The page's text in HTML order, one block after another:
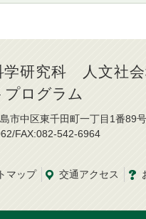
学研究科 人文社
ログラム
市中区東千田町一丁目1番89号
FAX:082-542-6964
マップ 交通アクセス